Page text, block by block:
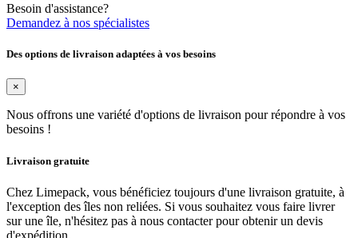
Besoin d'assistance?
Demandez à nos spécialistes
Des options de livraison adaptées à vos besoins
×
Nous offrons une variété d'options de livraison pour répondre à vos
besoins !
Livraison gratuite
Chez Limepack, vous bénéficiez toujours d'une livraison gratuite, à
l'exception des îles non reliées. Si vous souhaitez vous faire livrer
sur une île, n'hésitez pas à nous contacter pour obtenir un devis
d'expédition.